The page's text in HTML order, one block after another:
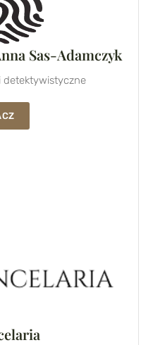
Sas-Adamczyk
detektywistyczne